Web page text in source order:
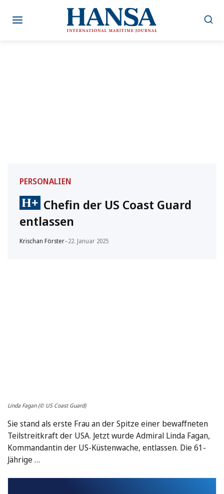
Inhalt
PERSONALIEN
Chefin der US Coast Guard
entlassen
Krischan Förster–22. Januar 2025
Linda Fagan (© US Coast Guard)
Sie stand als erste Frau an der Spitze einer bewaffneten
Teilstreitkraft der USA. Jetzt wurde Admiral Linda Fagan,
Kommandantin der US-Küstenwache, entlassen. Die 61-
Jährige …